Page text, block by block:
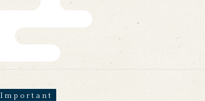
Important